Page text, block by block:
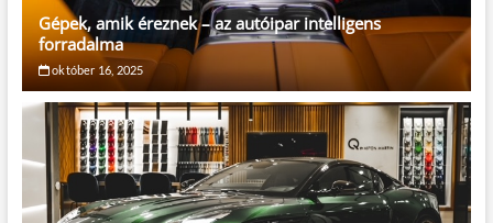
Gépek, amik éreznek – az autóipar intelligens
forradalma
október 16, 2025